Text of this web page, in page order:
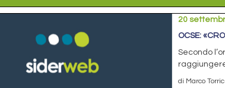
20
OCSE:
Secondo
di Marco